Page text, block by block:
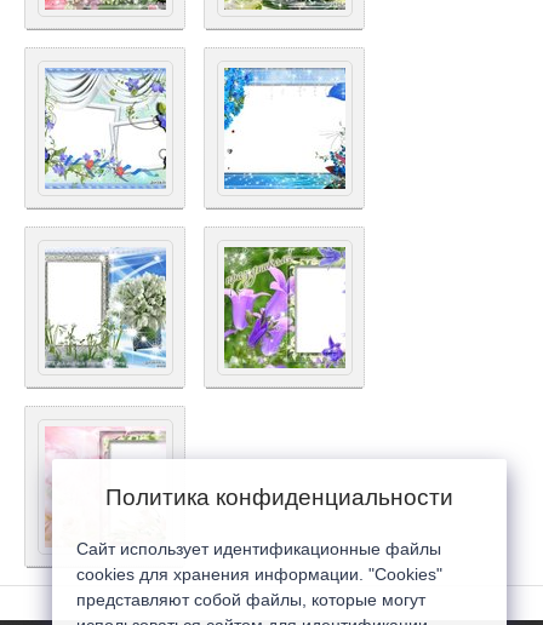
Политика конфиденциальности
Сайт использует идентификационные файлы
cookies для хранения информации. "Cookies"
представляют собой файлы, которые могут